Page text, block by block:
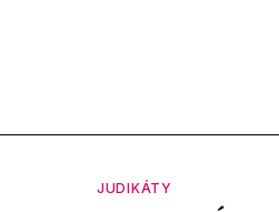
JUDIKÁTY